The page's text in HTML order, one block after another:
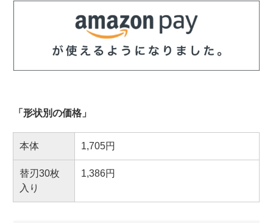
「形状別の価格」
本体 1,705円
替刃30枚
入り
1,386円